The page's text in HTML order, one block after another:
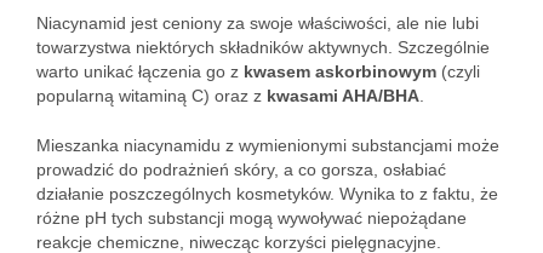
Niacynamid jest ceniony za swoje właściwości, ale nie lubi
towarzystwa niektórych składników aktywnych. Szczególnie
warto unikać łączenia go z kwasem askorbinowym (czyli
popularną witaminą C) oraz z kwasami AHA/BHA
Mieszanka niacynamidu z wymienionymi substancjami może
prowadzić do podrażnień skóry, a co gorsza, osłabiać
działanie poszczególnych kosmetyków. Wynika to z faktu, że
różne pH tych substancji mogą wywoływać niepożądane
reakcje chemiczne, niwecząc korzyści pielęgnacyjne.